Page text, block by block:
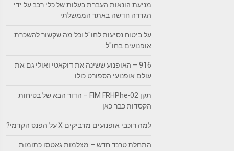
מניעת הונאות העברת בעלות של כלי רכב על ידי
הגדרה חדשה באתר הממשלתי
על ביטוח נסיעות לחו"ל וכל מה שקשור להשכרת
אופנועים בחו"ל
916 – האופנוע ששינה את דוקאטי ואולי גם את
עולם אופנועי הספורט כולו
תקן FIM FRHPhe-02 – הדור הבא של בטיחות
הקסדות כבר כאן
למה רוכבי אופנועים מדביקים X על הפנס הקדמי?
התחלת טרנד חדש – מצלמות גאטסו כתומות